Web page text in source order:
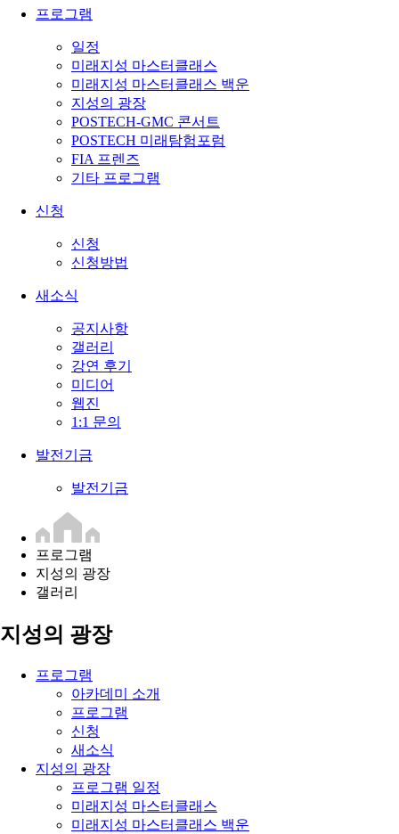
프로그램
일정
미래지성 마스터클래스
미래지성 마스터클래스 백운
지성의 광장
POSTECH-GMC 콘서트
POSTECH 미래탐험포럼
FIA 프렌즈
기타 프로그램
신청
신청
신청방법
새소식
공지사항
갤러리
강연 후기
미디어
웹진
1:1 문의
발전기금
발전기금
프로그램
지성의 광장
갤러리
지성의 광장
프로그램
아카데미 소개
프로그램
신청
새소식
지성의 광장
프로그램 일정
미래지성 마스터클래스
미래지성 마스터클래스 백운